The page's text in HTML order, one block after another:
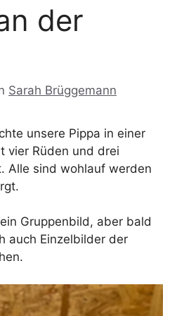
der
Sarah Brüggemann
unsere Pippa in einer
vier Rüden und drei
Alle sind wohlauf werden
Gruppenbild, aber bald
auch Einzelbilder der